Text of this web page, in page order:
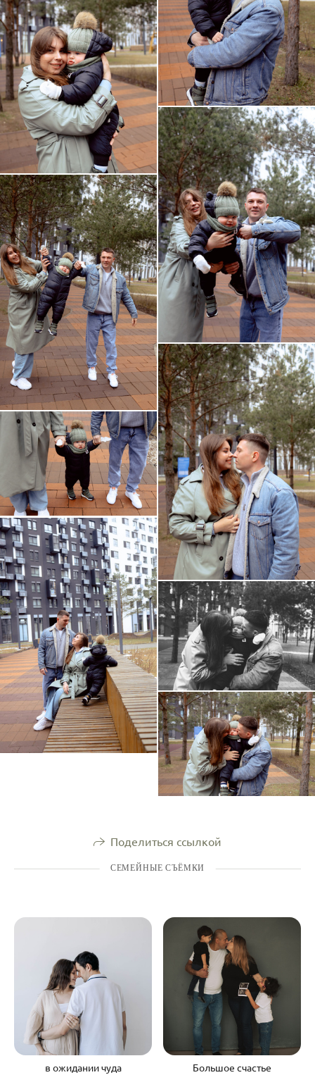
Поделиться ссылкой
СЕМЕЙНЫЕ СЪЁМКИ
в ожидании чуда Большое счастье